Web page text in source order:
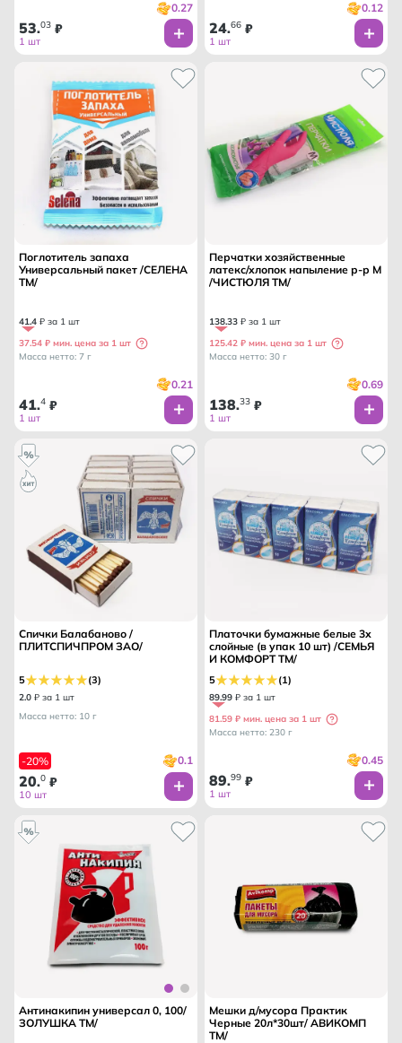
0.27
53.03 ₽
1 шт
0.12
24.66 ₽
1 шт
Поглотитель запаха
Универсальный пакет /СЕЛЕНА
ТМ/
41.4 ₽ за 1 шт
37.54 ₽ мин. цена за 1 шт
Масса нетто: 7 г
0.21
41.4 ₽
1 шт
Перчатки хозяйственные
латекс/хлопок напыление р-р М
/ЧИСТЮЛЯ ТМ/
138.33 ₽ за 1 шт
125.42 ₽ мин. цена за 1 шт
Масса нетто: 30 г
0.69
138.33 ₽
1 шт
Спички Балабаново /
ПЛИТСПИЧПРОМ ЗАО/
5 (3)
2.0 ₽ за 1 шт
Масса нетто: 10 г
-20% 0.1
20.0 ₽
10 шт
Платочки бумажные белые 3х
слойные (в упак 10 шт) /СЕМЬЯ
И КОМФОРТ ТМ/
5 (1)
89.99 ₽ за 1 шт
81.59 ₽ мин. цена за 1 шт
Масса нетто: 230 г
0.45
89.99 ₽
1 шт
Антинакипин универсал 0, 100/
ЗОЛУШКА ТМ/
Мешки д/мусора Практик
Черные 20л*30шт/ АВИКОМП
ТМ/